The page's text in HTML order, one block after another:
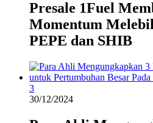
Presale 1Fuel
Momentum
PEPE dan SHIB
3
30/12/2024